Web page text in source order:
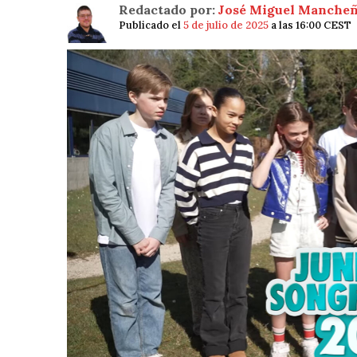
Redactado por: José Miguel
Publicado el5 de julio de 2025 a las 16:00 CEST